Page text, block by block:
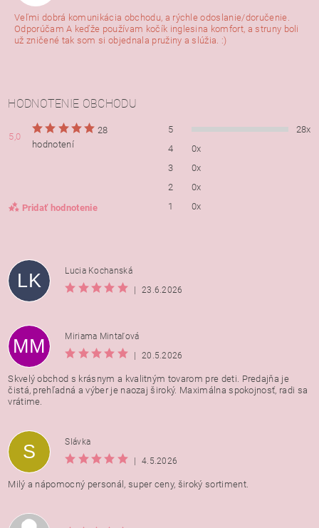
Veľmi dobrá komunikácia obchodu, a rýchle odoslanie/doručenie.
Odporúčam A keďže používam kočík inglesina komfort, a struny boli
už zničené tak som si objednala pružiny a slúžia. :)
HODNOTENIE OBCHODU
5,0
28
hodnotení
Pridať hodnotenie
5
28x
4
0x
3
0x
2
0x
1
0x
Vložením hodnotenie súhlasíte s
osobných údajov
LK
Lucia Kochanská
|
23.6.2026
MM
Miriama Mintaľová
|
20.5.2026
Skvelý obchod s krásnym a kvalitným tovarom pre deti. Predajňa je
čistá, prehľadná a výber je naozaj široký. Maximálna spokojnosť, radi sa
vrátime.
S
Slávka
|
4.5.2026
Milý a nápomocný personál, super ceny, široký sortiment.